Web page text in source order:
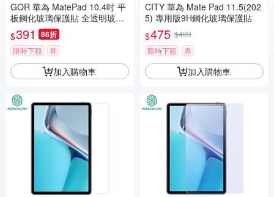
GOR 華為 MatePad 10.4吋 平
板鋼化玻璃保護貼 全透明玻璃
保護貼
$391 86折
限時下殺 券
加入購物車
CITY 華為 Mate Pad 11.5(202
5) 專用版9H鋼化玻璃保護貼
$475 $499
限時下殺
券
加入購物車